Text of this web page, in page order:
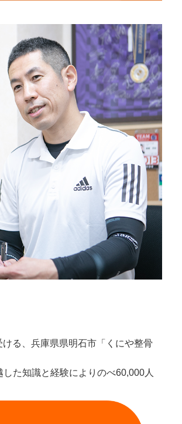
る、兵庫県県明石市「くにや整骨
た知識と経験によりのべ60,000人